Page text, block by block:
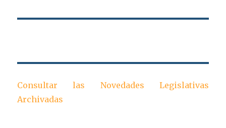
Consultar las Novedades Legislativas
Archivadas